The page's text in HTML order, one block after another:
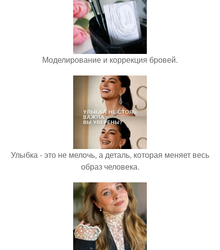
Моделирование и коррекция бровей.
Улыбка - это не мелочь, а деталь, которая меняет весь
образ человека.